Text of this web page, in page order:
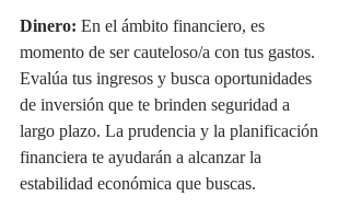
Dinero: En el ámbito financiero, es
momento de ser cauteloso/a con tus gastos.
Evalúa tus ingresos y busca oportunidades
de inversión que te brinden seguridad a
largo plazo. La prudencia y la planificación
financiera te ayudarán a alcanzar la
estabilidad económica que buscas.